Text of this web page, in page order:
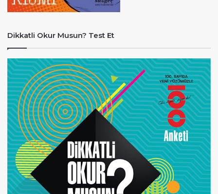
Dikkatli Okur Musun? Test Et